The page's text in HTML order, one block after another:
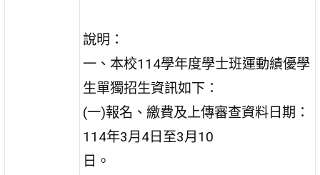
說明：
一、本校114學年度學士班運動績優學
生單獨招生資訊如下：
(一)報名、繳費及上傳審查資料日期：
114年3月4日至3月10
日。